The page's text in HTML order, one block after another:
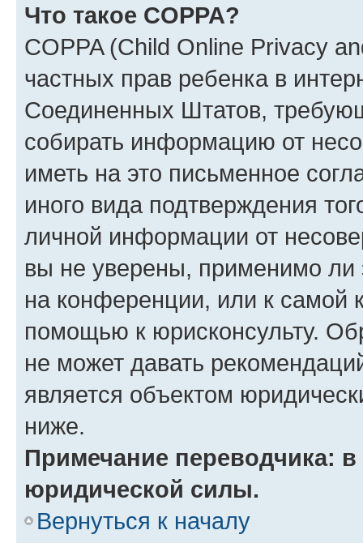
Что такое COPPA?
COPPA (Child Online Privacy
частных прав ребенка в
Соединенных Штатов,
собирать информацию от
иметь на это письменное
иного вида подтверждения
личной информации от
вы не уверены, применимо ли
на конференции, или к самой
помощью к юрисконсульту.
не может давать
является объектом
ниже.
Примечание переводчика:
юридической силы.
Вернуться к началу